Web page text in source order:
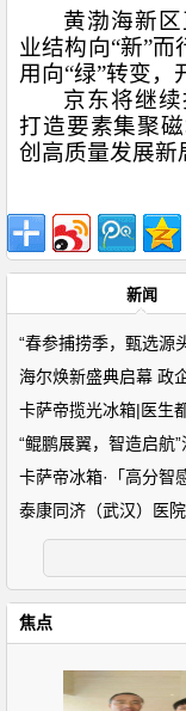
黄渤海新
业结构向“新”而
用向“绿”转变，
京东将继
打造要素集聚
创高质量发展新
新闻
“春参捕捞季，甄选源
海尔焕新盛典启幕 政
卡萨帝揽光冰箱|医生
“鲲鹏展翼，智造启航
卡萨帝冰箱·「高分智
泰康同济（武汉）医
焦点